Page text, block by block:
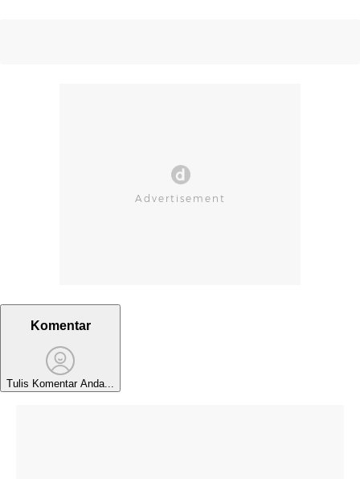
Komentar
Tulis Komentar Anda...